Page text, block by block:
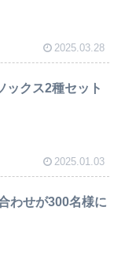
2025.03.28
ックス2種セット
2025.01.03
わせが300名様に